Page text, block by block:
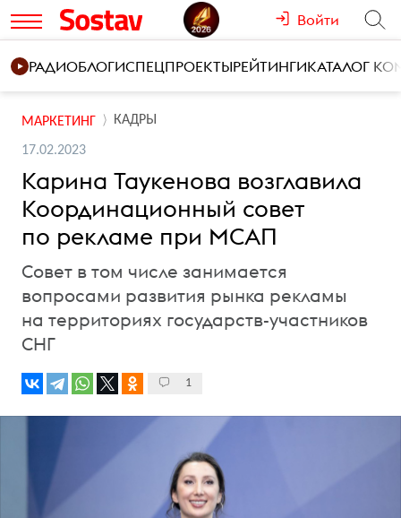
Войти
РАДИОБЛОГИСПЕЦПРОЕКТЫРЕЙТИНГИКАТАЛОГ
МАРКЕТИНГ КАДРЫ
17.02.2023
Карина Таукенова возглавила
Координационный совет
по рекламе при МСАП
Совет в том числе занимается
вопросами развития рынка рекламы
на территориях государств-участников
СНГ
1